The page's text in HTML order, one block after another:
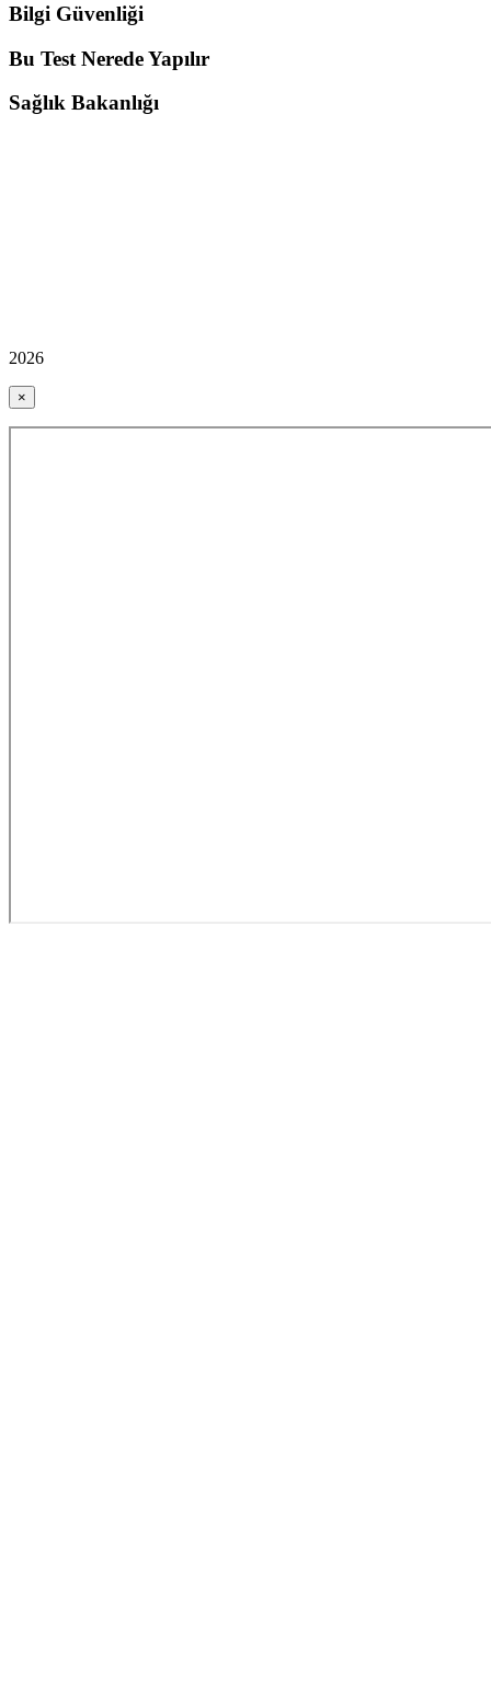
Bilgi Güvenliği
Bu Test Nerede Yapılır
Sağlık Bakanlığı
2026
×